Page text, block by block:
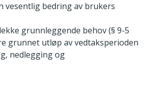
vesentlig bedring av brukers
grunnleggende behov (§ 9-5
grunnet utløp av vedtaksperioden
nedlegging og